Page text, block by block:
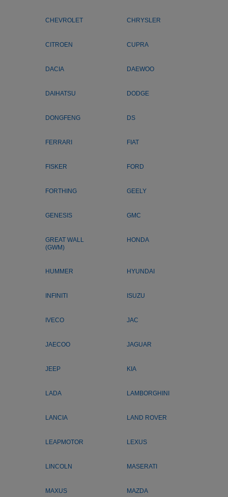
CHEVROLET CHRYSLER
CITROEN CUPRA
DACIA DAEWOO
DAIHATSU DODGE
DONGFENG DS
FERRARI FIAT
FISKER FORD
FORTHING GEELY
GENESIS GMC
GREAT WALL
(GWM)
HONDA
HUMMER HYUNDAI
INFINITI ISUZU
IVECO JAC
JAECOO JAGUAR
JEEP KIA
LADA LAMBORGHINI
LANCIA LAND ROVER
LEAPMOTOR LEXUS
LINCOLN MASERATI
MAXUS MAZDA